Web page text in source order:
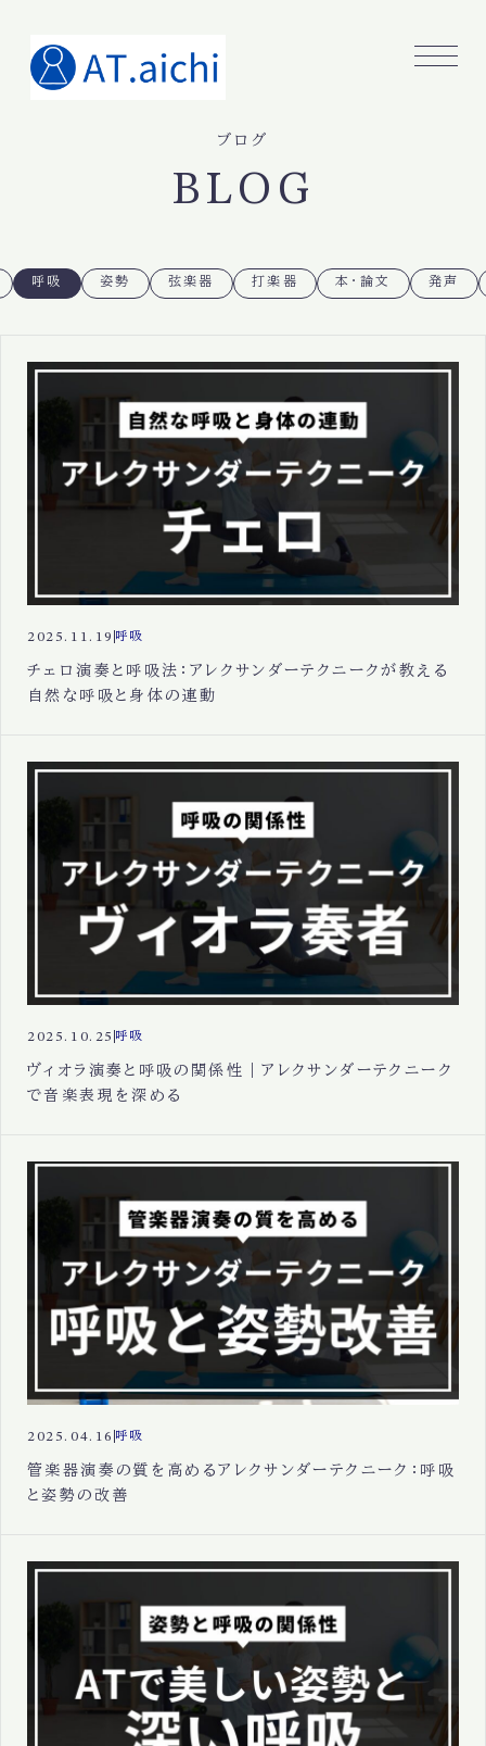
ブログ
BLOG
呼吸 姿勢 弦楽器 打楽器 本・論文 発声
2025.11.19 呼吸
チェロ演奏と呼吸法：アレクサンダーテクニークが教える
自然な呼吸と身体の連動
2025.10.25 呼吸
ヴィオラ演奏と呼吸の関係性｜アレクサンダーテクニーク
で音楽表現を深める
2025.04.16 呼吸
管楽器演奏の質を高めるアレクサンダーテクニーク：呼吸
と姿勢の改善